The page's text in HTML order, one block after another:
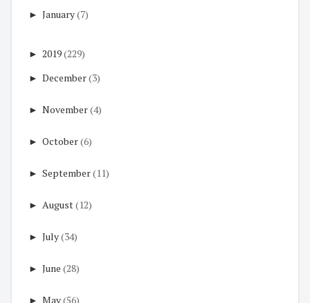
► January(7)
► 2019(229)
► December(3)
► November(4)
► October(6)
► September(11)
► August(12)
► July(34)
► June (28)
► May(56)